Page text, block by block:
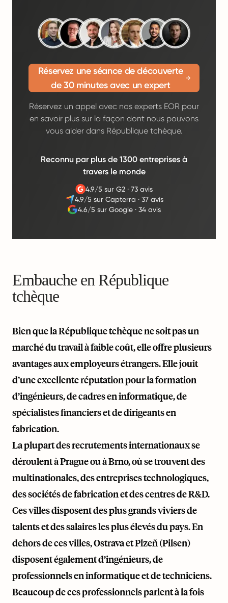
Réservez une séance de découverte
de 30 minutes avec un expert
Réservez un appel avec nos experts EOR pour
en savoir plus sur la façon dont nous pouvons
vous aider dans République tchèque.
Reconnu par plus de 1300 entreprises à
travers le monde
4.9/5 sur G2 ·73 avis
4.9/5 sur Capterra ·37 avis
4.6/5 sur Google· 34 avis
Embauche en République
tchèque
Bien que la République tchèque ne soit pas un
marché du travail à faible coût, elle offre plusieurs
avantages aux employeurs étrangers. Elle jouit
d’une excellente réputation pour la formation
d’ingénieurs, de cadres en informatique, de
spécialistes financiers et de dirigeants en
fabrication.
La plupart des recrutements internationaux se
déroulent à Prague ou à Brno, où se trouvent des
multinationales, des entreprises technologiques,
des sociétés de fabrication et des centres de R&D.
Ces villes disposent des plus grands viviers de
talents et des salaires les plus élevés du pays. En
dehors de ces villes, Ostrava et Plzeň (Pilsen)
disposent également d’ingénieurs, de
professionnels en informatique et de techniciens.
Beaucoup de ces professionnels parlent à la fois